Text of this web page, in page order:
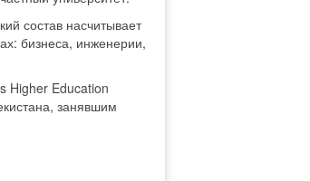
состав насчитывает
бизнеса, инженерии,
Higher Education
занявшим